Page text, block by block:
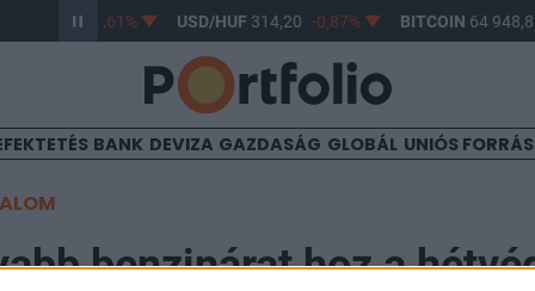
-0,61% USD/HUF314,20 -0,87% BITCOIN64 948,82
BANK DEVIZA GAZDASÁG GLOBÁL UNIÓS
benzinárat hoz a